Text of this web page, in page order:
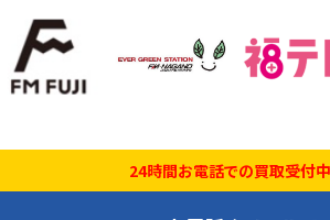
24時間お電話での買取受付中